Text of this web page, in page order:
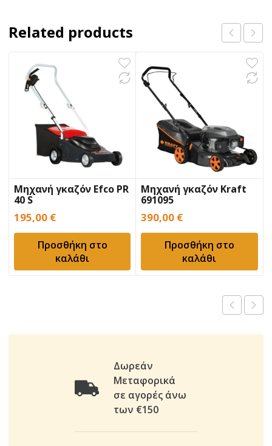
Related products
Μηχανή γκαζόν Efco PR
40 S
195,00 €
Προσθήκη στο
καλάθι
Μηχανή γκαζόν Kraft
691095
390,00 €
Προσθήκη στο
καλάθι
Δωρεάν
Μεταφορικά
σε αγορές άνω
των €150